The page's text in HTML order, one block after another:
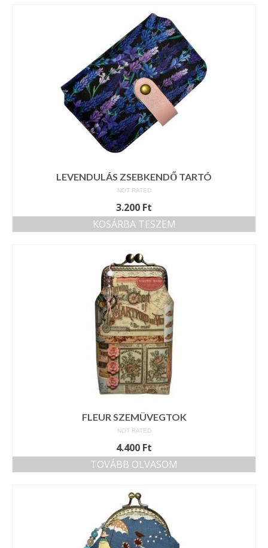
LEVENDULÁS ZSEBKENDŐ TARTÓ
NOT RATED
3.200 Ft
KOSÁRBA TESZEM
FLEUR SZEMÜVEGTOK
NOT RATED
4.400 Ft
TOVÁBB OLVASOM